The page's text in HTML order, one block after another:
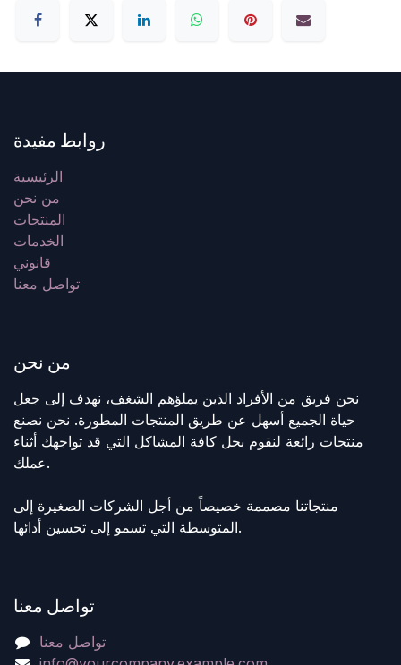
روابط مفيدة
الرئيسية
من نحن
المنتجات
الخدمات
قانوني
تواصل معنا
من نحن
نحن فريق من الأفراد الذين يملؤهم الشغف، نهدف إلى جعل
حياة الجميع أسهل عن طريق المنتجات المطورة. نحن نصنع
منتجات رائعة لنقوم بحل كافة المشاكل التي قد تواجهك أثناء
عملك.
منتجاتنا مصممة خصيصاً من أجل الشركات الصغيرة إلى
المتوسطة التي تسمو إلى تحسين أدائها.
تواصل معنا
تواصل معنا